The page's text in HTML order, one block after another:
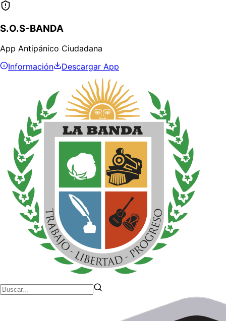
S.O.S-BANDA
App Antipánico Ciudadana
Información
Descargar App